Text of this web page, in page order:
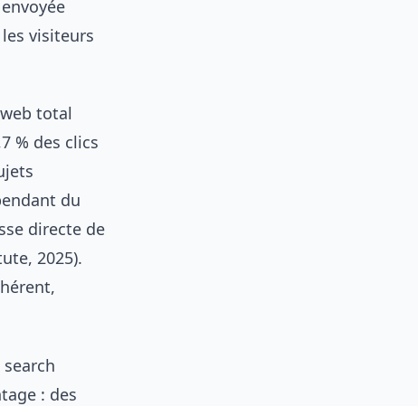
visiteurs
total
% des clics
du
directe de
2025).
: des